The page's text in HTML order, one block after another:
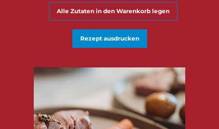
Alle Zutaten in den Warenkorb legen
Rezept ausdrucken